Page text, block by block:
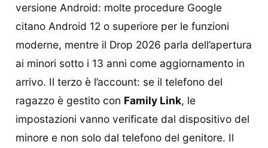
versione Android: molte procedure Google
citano Android 12 o superiore per le funzioni
moderne, mentre il Drop 2026 parla dell’apertura
ai minori sotto i 13 anni come aggiornamento in
arrivo. Il terzo è l’account: se il telefono del
ragazzo è gestito con Family Link, le
impostazioni vanno verificate dal dispositivo del
minore e non solo dal telefono del genitore. Il